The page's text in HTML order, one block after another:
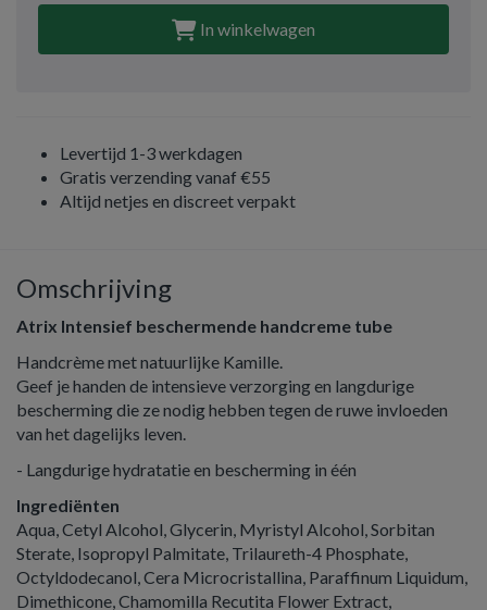
In winkelwagen
Levertijd 1-3 werkdagen
Gratis verzending vanaf €55
Altijd netjes en discreet verpakt
Omschrijving
Atrix Intensief beschermende handcreme tube
Handcrème met natuurlijke Kamille.
Geef je handen de intensieve verzorging en langdurige
bescherming die ze nodig hebben tegen de ruwe invloeden
van het dagelijks leven.
- Langdurige hydratatie en bescherming in één
Ingrediënten
Aqua, Cetyl Alcohol, Glycerin, Myristyl Alcohol, Sorbitan
Sterate, Isopropyl Palmitate, Trilaureth-4 Phosphate,
Octyldodecanol, Cera Microcristallina, Paraffinum Liquidum,
Dimethicone, Chamomilla Recutita Flower Extract,